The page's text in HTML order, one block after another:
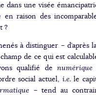
dans une visée
raison des
?
à distinguer – d’après
de ce qui est
qualifié de numérique
social actuel, i.e.le
– tend au